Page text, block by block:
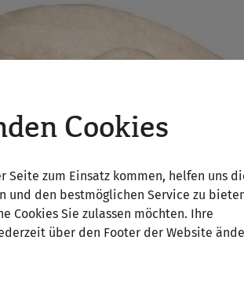
Cookies
Seite zum Einsatz kommen, helfen uns
und den bestmöglichen Service zu
Cookies Sie zulassen möchten. Ihre
über den Footer der Website